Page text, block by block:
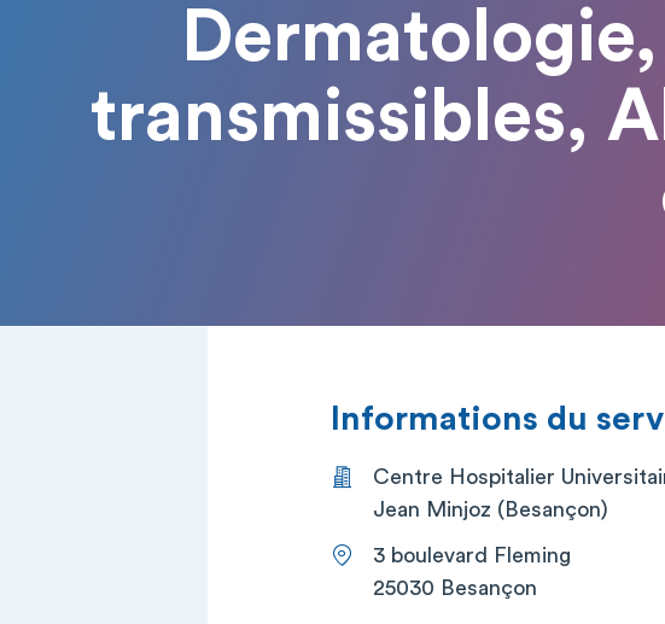
transmissibles,
Informations du
Centre Hospitalier
Jean Minjoz (Besançon)
3 boulevard Fleming
25030 Besançon